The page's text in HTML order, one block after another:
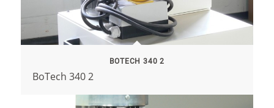
BOTECH 340 2
BoTech 340 2